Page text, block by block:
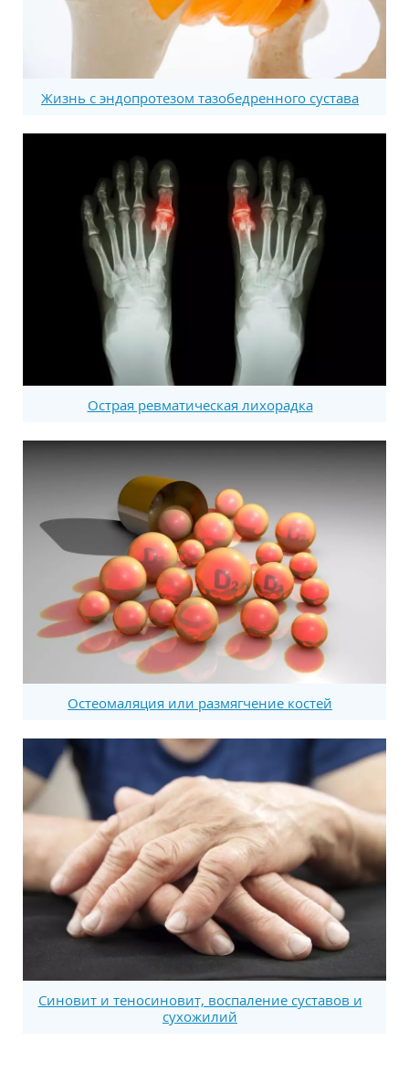
Жизнь с эндопротезом тазобедренного сустава
Острая ревматическая лихорадка
Остеомаляция или размягчение костей
Синовит и теносиновит, воспаление суставов и
сухожилий